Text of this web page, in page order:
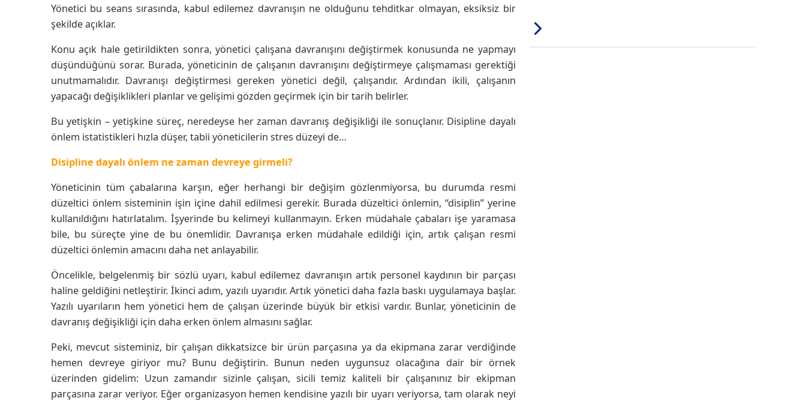
Yönetici bu seans sırasında, kabul edilemez davranışın ne olduğunu tehditkar olmayan, eksiksiz bir
şekilde açıklar.
Konu açık hale getirildikten sonra, yönetici çalışana davranışını değiştirmek konusunda ne yapmayı
düşündüğünü sorar. Burada, yöneticinin de çalışanın davranışını değiştirmeye çalışmaması gerektiği
unutmamalıdır. Davranışı değiştirmesi gereken yönetici değil, çalışandır. Ardından ikili, çalışanın
yapacağı değişiklikleri planlar ve gelişimi gözden geçirmek için bir tarih belirler.
Bu yetişkin – yetişkine süreç, neredeyse her zaman davranış değişikliği ile sonuçlanır. Disipline dayalı
önlem istatistikleri hızla düşer, tabii yöneticilerin stres düzeyi de…
Disipline dayalı önlem ne zaman devreye girmeli?
Yöneticinin tüm çabalarına karşın, eğer herhangi bir değişim gözlenmiyorsa, bu durumda resmi
düzeltici önlem sisteminin işin içine dahil edilmesi gerekir. Burada düzeltici önlemin, “disiplin” yerine
kullanıldığını hatırlatalım. İşyerinde bu kelimeyi kullanmayın. Erken müdahale çabaları işe yaramasa
bile, bu süreçte yine de bu önemlidir. Davranışa erken müdahale edildiği için, artık çalışan resmi
düzeltici önlemin amacını daha net anlayabilir.
Öncelikle, belgelenmiş bir sözlü uyarı, kabul edilemez davranışın artık personel kaydının bir parçası
haline geldiğini netleştirir. İkinci adım, yazılı uyarıdır. Artık yönetici daha fazla baskı uygulamaya başlar.
Yazılı uyarıların hem yönetici hem de çalışan üzerinde büyük bir etkisi vardır. Bunlar, yöneticinin de
davranış değişikliği için daha erken önlem almasını sağlar.
Peki, mevcut sisteminiz, bir çalışan dikkatsizce bir ürün parçasına ya da ekipmana zarar verdiğinde
hemen devreye giriyor mu? Bunu değiştirin. Bunun neden uygunsuz olacağına dair bir örnek
üzerinden gidelim: Uzun zamandır sizinle çalışan, sicili temiz kaliteli bir çalışanınız bir ekipman
parçasına zarar veriyor. Eğer organizasyon hemen kendisine yazılı bir uyarı veriyorsa, tam olarak neyi